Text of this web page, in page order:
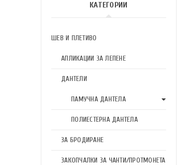
КАТЕГОРИИ
ШЕВ И ПЛЕТИВО
АПЛИКАЦИИ ЗА ЛЕПЕНЕ
ДАНТЕЛИ
ПАМУЧНА ДАНТЕЛА
ПОЛИЕСТЕРНА ДАНТЕЛА
ЗА БРОДИРАНЕ
ЗАКОПЧАЛКИ ЗА ЧАНТИ/ПРОТМОНЕТА